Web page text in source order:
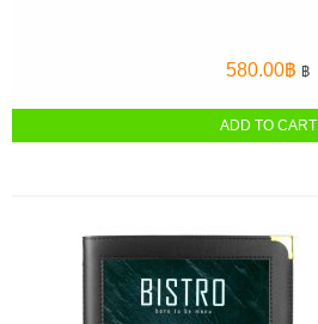
580.00฿ ฿
ADD TO CART